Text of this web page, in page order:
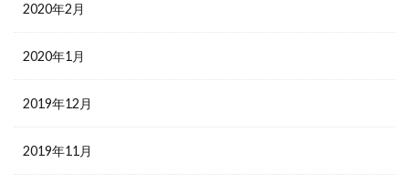
2020年2月
2020年1月
2019年12月
2019年11月